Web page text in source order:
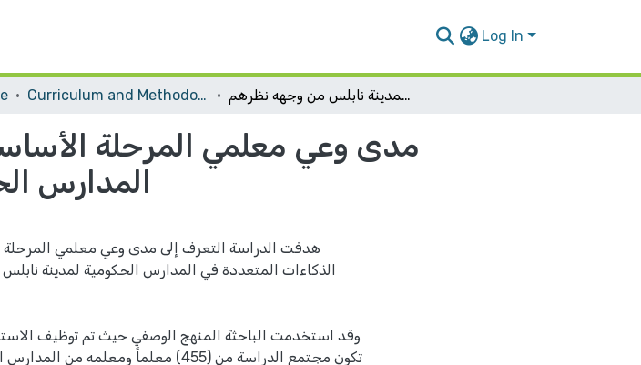
Log In
Curriculum and Methodology مدى وعي معلمي المرحلة الأساسية الدنيا لنظرية الذكاءات المتعددة في المدارس الحكومية لمدينة نابلس من وجهه نظرهم
مدى وعي معلمي المرحلة
المدارس
هدفت الدراسة التعرف إلى مدى وعي معلمي المرحلة
الذكاءات المتعددة في المدارس الحكومية لمدينة
وقد استخدمت الباحثة المنهج الوصفي حيث تم توظيف
تكون مجتمع الدراسة من (455) معلماً ومعلمه